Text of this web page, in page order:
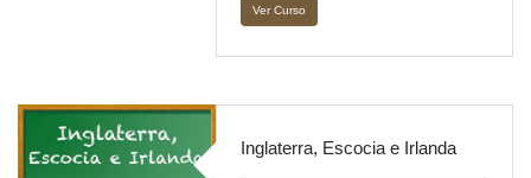
Ver Curso
Inglaterra, Escocia e Irlanda